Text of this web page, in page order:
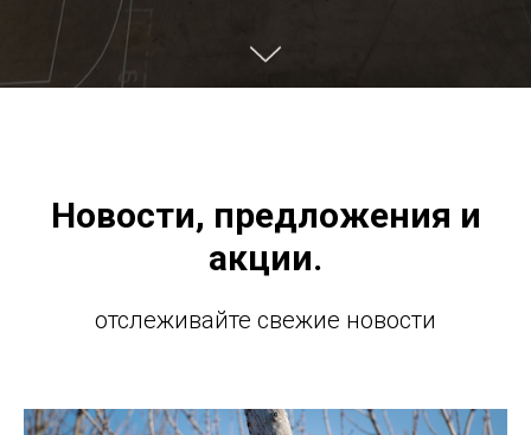
Новости, предложения и
акции.
отслеживайте свежие новости